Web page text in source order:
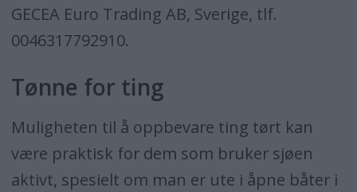
GECEA Euro Trading AB, Sverige, tlf.
0046317792910.
Tønne for ting
Muligheten til å oppbevare ting tørt kan
være praktisk for dem som bruker sjøen
aktivt, spesielt om man er ute i åpne båter i